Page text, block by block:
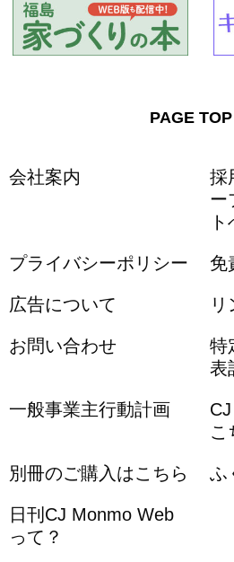
PAGE TOP
会社案内
採
ー
プライバシーポリシー 免
広告について リ
お問い合わせ
特
表
一般事業主行動計画
こ
別冊のご購入はこちら ふ
日刊CJ Monmo Web
って？